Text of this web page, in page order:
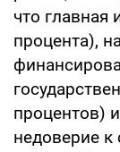
что главная
процента),
процентов)
недоверие